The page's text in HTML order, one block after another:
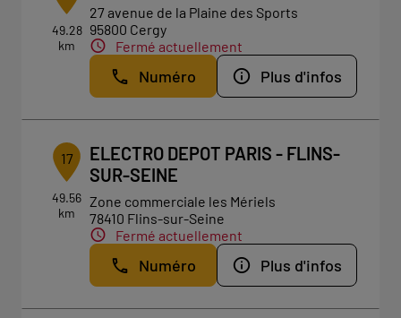
49.28
km
27 avenue de la Plaine des Sports
95800 Cergy
Fermé actuellement
Numéro Plus d'infos
17
49.56
km
ELECTRO DEPOT PARIS - FLINS-
SUR-SEINE
Zone commerciale les Mériels
78410 Flins-sur-Seine
Fermé actuellement
Numéro Plus d'infos